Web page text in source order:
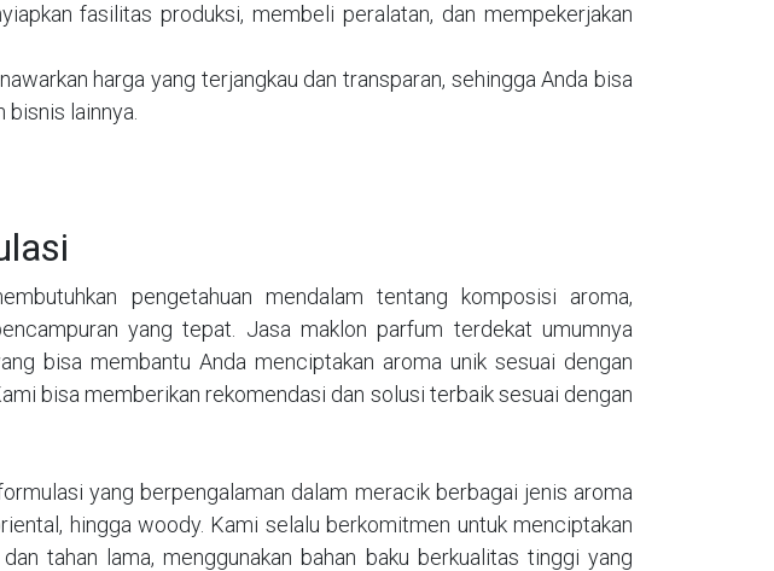
fasilitas produksi, membeli peralatan, dan mempekerjakan
harga yang terjangkau dan transparan, sehingga Anda bisa
lainnya.
pengetahuan mendalam tentang komposisi aroma,
yang tepat. Jasa maklon parfum terdekat umumnya
bisa membantu Anda menciptakan aroma unik sesuai dengan
bisa memberikan rekomendasi dan solusi terbaik sesuai dengan
yang berpengalaman dalam meracik berbagai jenis aroma
hingga woody. Kami selalu berkomitmen untuk menciptakan
tahan lama, menggunakan bahan baku berkualitas tinggi yang